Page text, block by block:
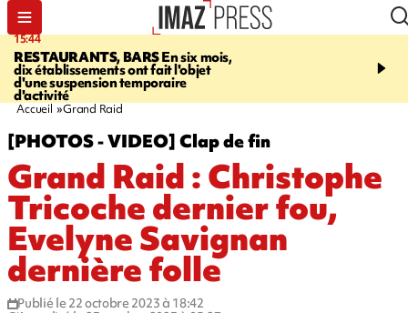
15:44
RESTAURANTS, BARSEn six mois,
dix établissements ont fait l'objet
d'une suspension temporaire
d'activité
14:23
massif de migrants, la
Accueil Grand Raid
[PHOTOS - VIDEO] Clap de fin
Grand Raid : Christophe
Tricoche dernier fou,
Evelyne Savignan
dernière folle
Publié le 22 octobre 2023 à 18:42